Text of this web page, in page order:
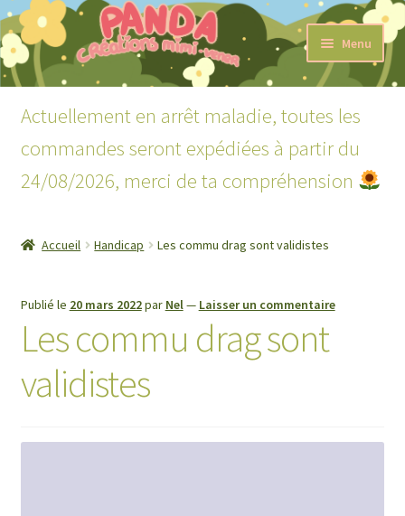
Aller
la
Aller
au
contenu
Menu
Accueil
le
menu
Lecture
Ouvrir
Actuellement en arrêt maladie, toutes les
commandes seront expédiées à partir du
24/08/2026, merci de ta compréhension
Accueil Handicap Les commu drag sont validistes
Publié le 20 mars 2022par Nel— Laisser un commentaire
Les commu drag sont
validistes